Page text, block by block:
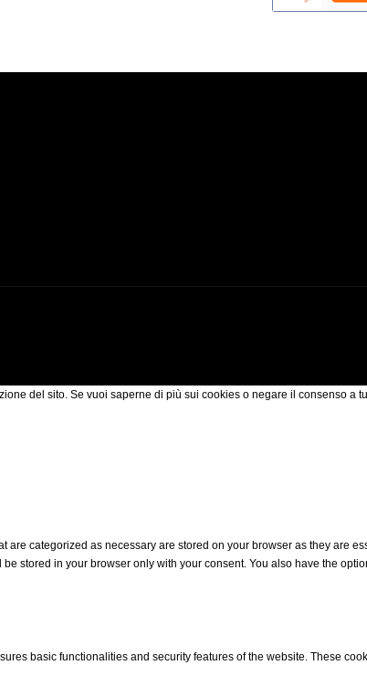
del sito. Se vuoi saperne di più sui cookies o negare il consenso a
categorized as necessary are stored on your browser as they are
stored in your browser only with your consent. You also have the
basic functionalities and security features of the website. These